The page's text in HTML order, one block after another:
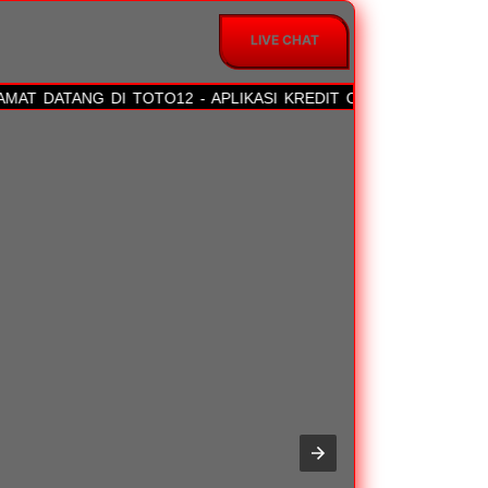
LIVE CHAT
DATANG DI TOTO12 - APLIKASI KREDIT ONLINE CEPAT